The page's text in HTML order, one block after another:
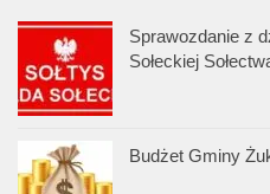
Sprawozdanie z
Sołeckiej
Budżet Gminy